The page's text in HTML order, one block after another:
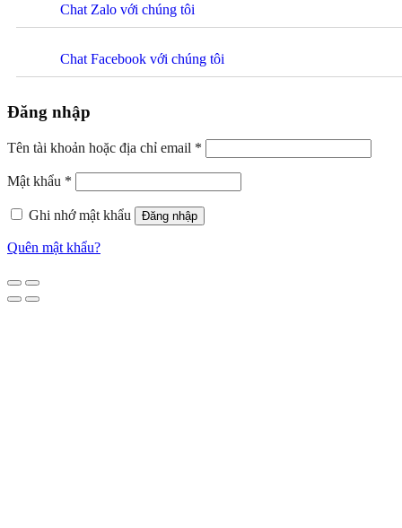
Chat Zalo với chúng tôi
Chat Facebook với chúng tôi
Đăng nhập
Tên tài khoản hoặc địa chỉ email *
Mật khẩu *
Ghi nhớ mật khẩu Đăng nhập
Quên mật khẩu?